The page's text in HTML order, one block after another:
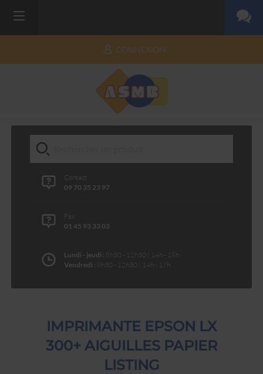
CONNEXION
Contact
09 70 35 23 97
Fax
01 45 93 33 03
Lundi - jeudi : 8h30 - 12h30 | 14h - 18h
Vendredi : 8h30 - 12h30 | 14h - 17h
IMPRIMANTE EPSON LX
300+ AIGUILLES PAPIER
LISTING